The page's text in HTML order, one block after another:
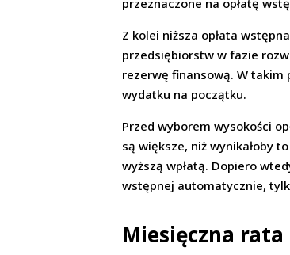
przeznaczone na opłatę
Z kolei niższa opłata
przedsiębiorstw w fazie
rezerwę finansową. W takim
wydatku na początku.
Przed wyborem wysokości
są większe, niż wynikałoby
wyższą wpłatą. Dopiero
wstępnej automatycznie,
Miesięczna